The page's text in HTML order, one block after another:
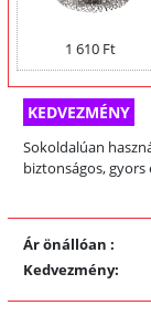
1 610 Ft
KEDVEZMÉNY
Sokoldalúan
biztonságos, gyors
Ár önállóan :
Kedvezmény: